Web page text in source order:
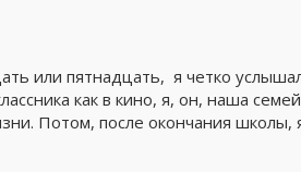
или пятнадцать, я четко
как в кино, я, он, наша
Потом, после окончания школы,